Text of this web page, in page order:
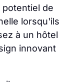
potentiel de
lorsqu'ils
à un hôtel
innovant